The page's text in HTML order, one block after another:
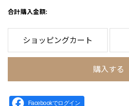
合計購入金額:
ショッピングカート
購入する
Facebookでログイン